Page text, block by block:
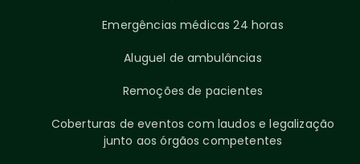
Emergências médicas 24 horas
Aluguel de ambulâncias
Remoções de pacientes
Coberturas de eventos com laudos e legalização
junto aos órgãos competentes